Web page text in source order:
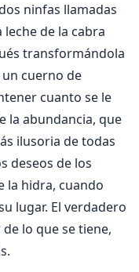
ninfas llamadas
de la cabra
transformándola
cuerno de
cuanto se le
la abundancia, que
ilusoria de todas
deseos de los
la hidra, cuando
lugar. El verdadero
lo que se tiene,